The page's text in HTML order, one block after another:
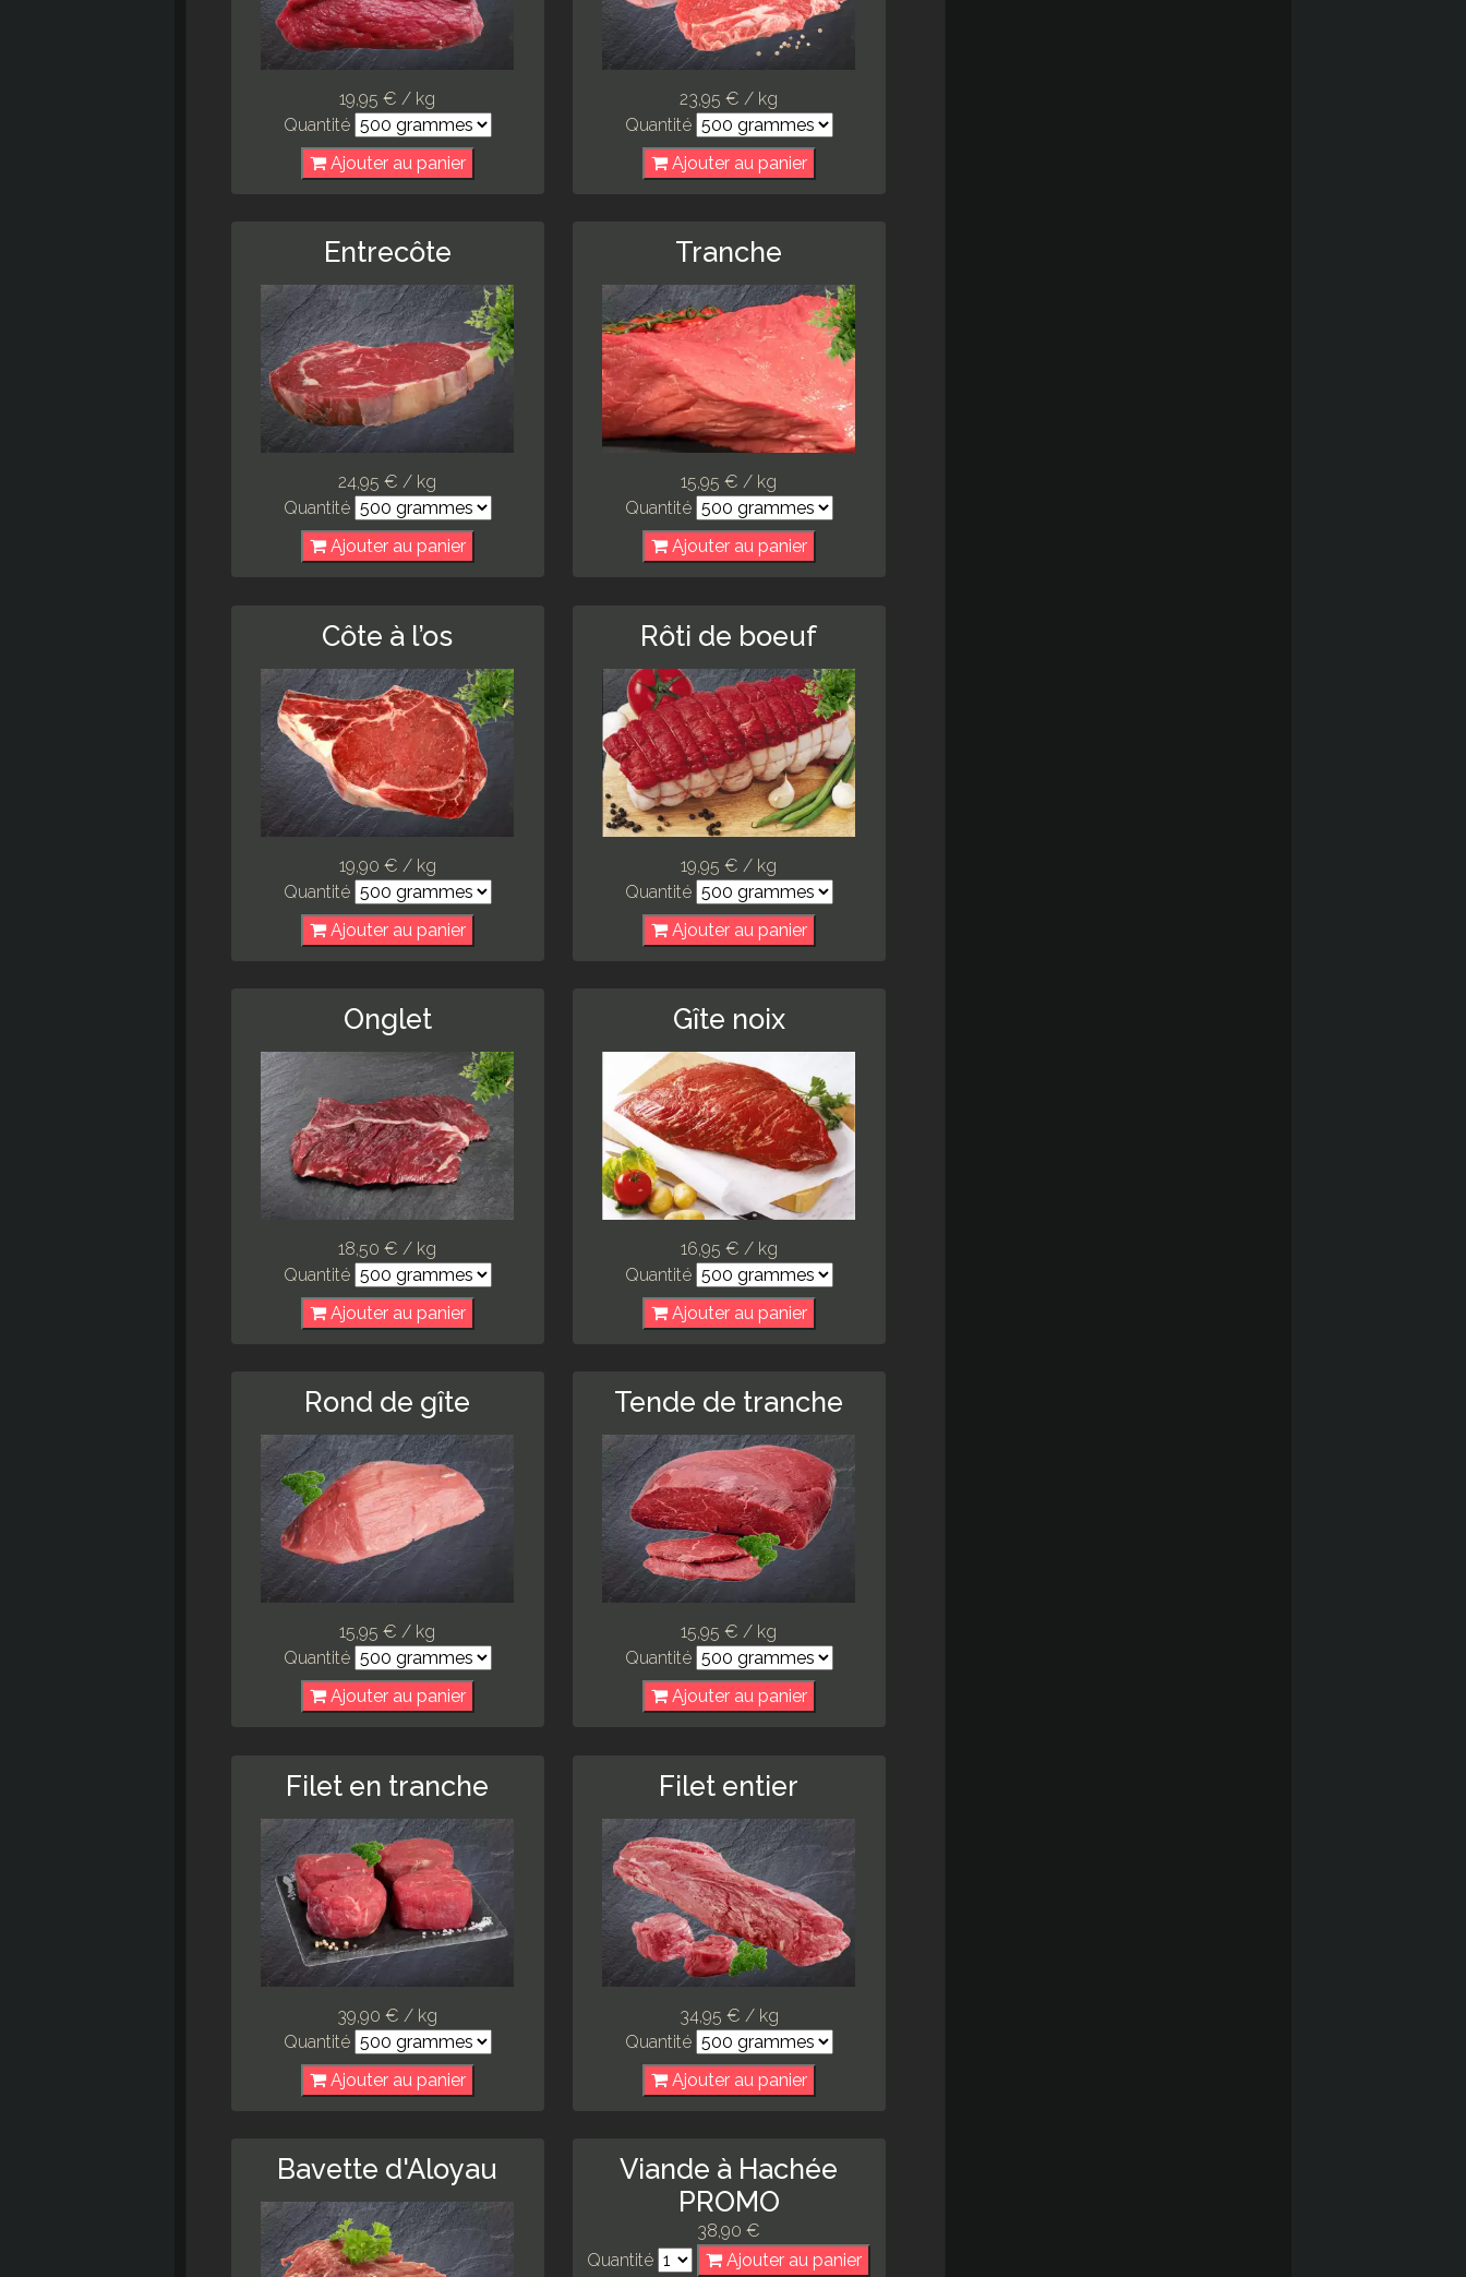
19,95 € / kg
Quantité
Ajouter au panier
23,95 € / kg
Quantité
Ajouter au panier
Entrecôte
24,95 € / kg
Quantité
Ajouter au panier
Tranche
15,95 € / kg
Quantité
Ajouter au panier
Côte à l’os
19,90 € / kg
Quantité
Ajouter au panier
Rôti de boeuf
19,95 € / kg
Quantité
Ajouter au panier
Onglet
18,50 € / kg
Quantité
Ajouter au panier
Gîte noix
16,95 € / kg
Quantité
Ajouter au panier
Rond de gîte
15,95 € / kg
Quantité
Ajouter au panier
Tende de tranche
15,95 € / kg
Quantité
Ajouter au panier
Filet en tranche
39,90 € / kg
Quantité
Ajouter au panier
Filet entier
34,95 € / kg
Quantité
Ajouter au panier
Bavette d'Aloyau
Viande à Hachée
PROMO
38,90 €
Quantité
Ajouter au panier